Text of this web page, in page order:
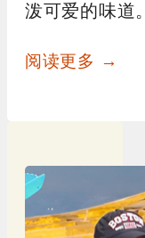
泼可爱的味道。
阅读更多 →